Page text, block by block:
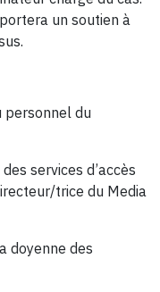
un soutien à
personnel du
services d’accès
trice du Media
doyenne des